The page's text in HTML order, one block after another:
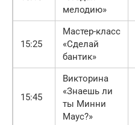
мелодию»
15:25
Мастер-класс
«Сделай
бантик»
15:45
Викторина
«Знаешь ли
ты Минни
Маус?»